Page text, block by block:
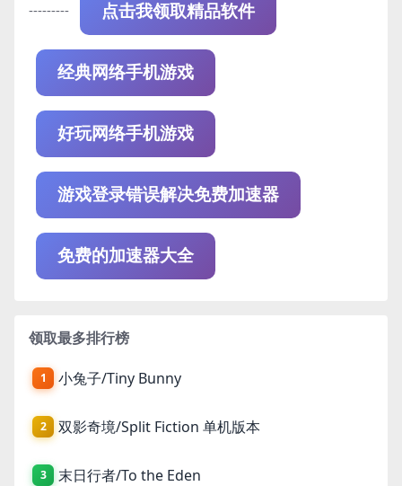
--------- 点击我领取精品软件
经典网络手机游戏
好玩网络手机游戏
游戏登录错误解决免费加速器
免费的加速器大全
领取最多排行榜
1 小兔子/Tiny Bunny
2 双影奇境/Split Fiction 单机版本
3 末日行者/To the Eden